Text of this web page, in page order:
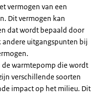
vermogen van een
Dit vermogen kan
dat wordt bepaald door
uitgangspunten bij
de warmtepomp die wordt
verschillende soorten
impact op het milieu. Dit